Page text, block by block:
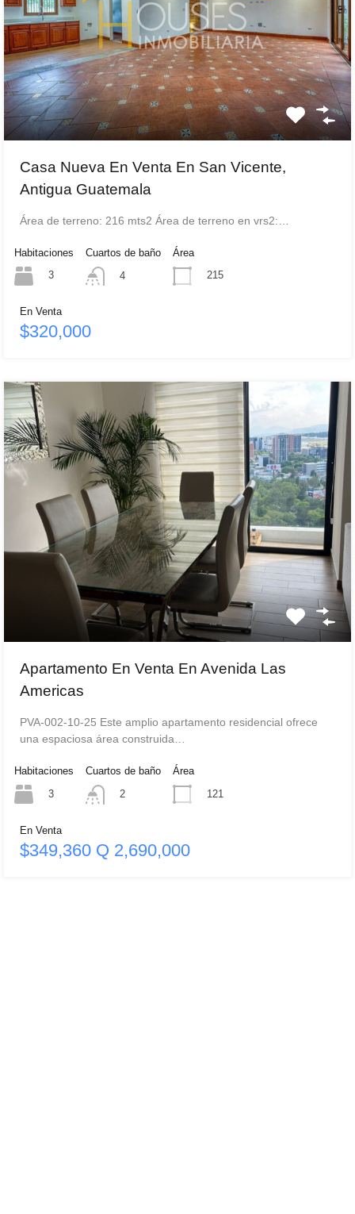
Casa Nueva En Venta En San Vicente,
Antigua Guatemala
Área de terreno: 216 mts2 Área de terreno en vrs2:…
Habitaciones
3
Cuartos de baño
4
Área
215
En Venta
$320,000
Apartamento En Venta En Avenida Las
Americas
PVA-002-10-25 Este amplio apartamento residencial ofrece
una espaciosa área construida…
Habitaciones
3
Cuartos de baño
2
Área
121
En Venta
$349,360 Q 2,690,000